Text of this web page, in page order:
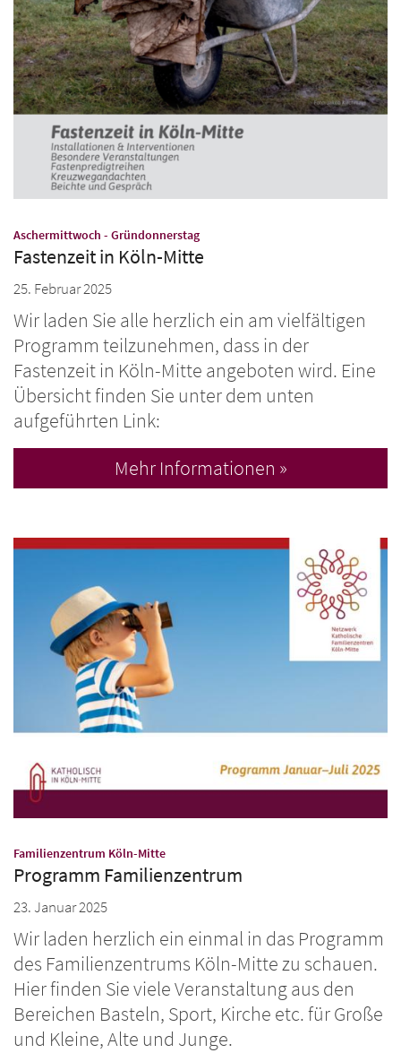
Aschermittwoch - Gründonnerstag:
Fastenzeit in Köln-Mitte
25. Februar 2025
Wir laden Sie alle herzlich ein am vielfältigen
Programm teilzunehmen, dass in der
Fastenzeit in Köln-Mitte angeboten wird. Eine
Übersicht finden Sie unter dem unten
aufgeführten Link:
Mehr Informationen »
Familienzentrum Köln-Mitte:
Programm Familienzentrum
23. Januar 2025
Wir laden herzlich ein einmal in das Programm
des Familienzentrums Köln-Mitte zu schauen.
Hier finden Sie viele Veranstaltung aus den
Bereichen Basteln, Sport, Kirche etc. für Große
und Kleine, Alte und Junge.